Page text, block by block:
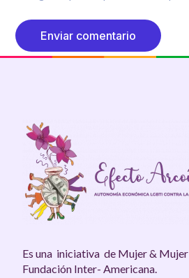
Es una iniciativa de Mujer &
Fundación Inter- Americana.